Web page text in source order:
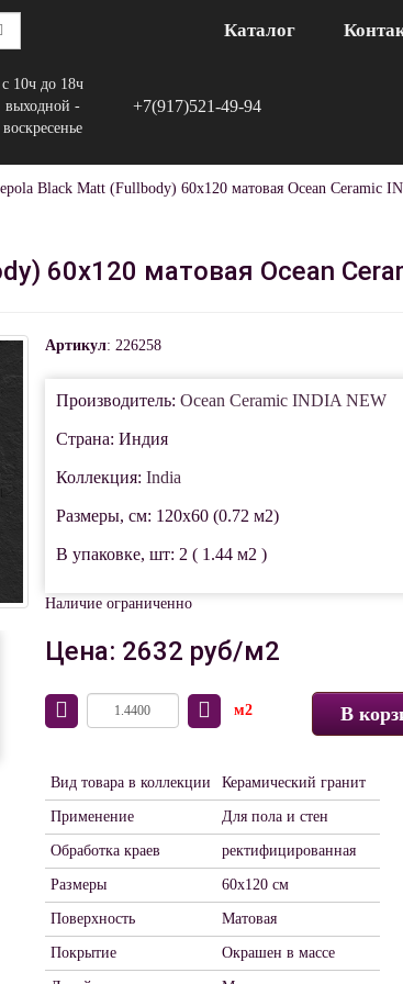
Каталог
с 10ч до 18ч
выходной -
воскресенье
+7(917)521-49-94
Black Matt (Fullbody) 60х120 матовая Ocean Ceramic
60х120 матовая Ocean
Артикул: 226258
Производитель: Ocean Ceramic INDIA NEW
Страна: Индия
Коллекция: India
Размеры, см: 120x60 (0.72 м2)
В упаковке, шт: 2 ( 1.44 м2 )
Наличие ограниченно
Цена: 2632 руб/м2
м2 В
Вид товара в коллекции Керамический гранит
Применение Для пола и стен
Обработка краев ректифицированная
Размеры 60х120 см
Поверхность Матовая
Покрытие Окрашен в массе